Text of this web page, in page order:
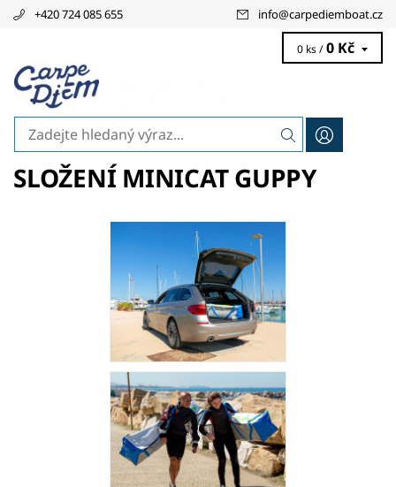
+420 724 085 655 info@carpediemboat.cz
0 ks / 0 Kč
SLOŽENÍ MINICAT GUPPY